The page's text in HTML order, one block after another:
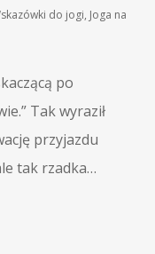
do jogi, Joga na
po
Tak wyraził
przyjazdu
tak rzadka…